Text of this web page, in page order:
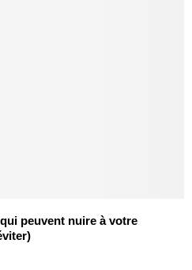
peuvent nuire à votre